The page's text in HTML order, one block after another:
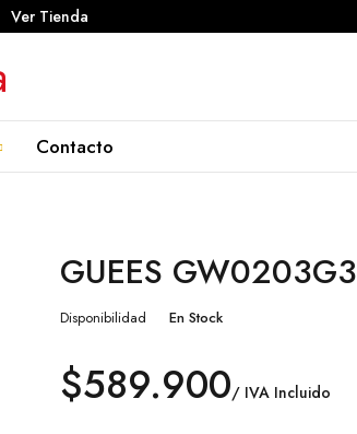
Ver Tienda
Contacto
GUEES GW0203G3
Disponibilidad En Stock
$589.900/ IVA Incluido